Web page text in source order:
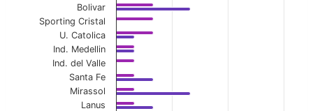
Bolivar
Sporting Cristal
U. Catolica
Ind. Medellin
Ind. del Valle
Santa Fe
Mirassol
Lanus